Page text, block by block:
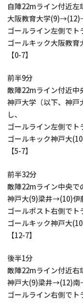
自陣22mライン付近左
大阪教育大学
ゴールライン左側でト
ゴールキック大阪教育
【0-7】
前半9分
敵陣22mライン付近中
神戸大学（以下、神戸
し、
ゴールライン左側でト
ゴールキック神戸大
【5-7】
前半32分
敵陣22mライン中央で
神戸大(9)梁井→(10)伊
ゴールポスト右側でト
ゴールキック神戸大
【12-7】
後半1分
敵陣22mライン付近右
神戸大(9)梁井→(12)南
ゴールライン右側でト